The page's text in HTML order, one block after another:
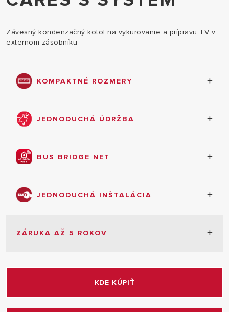
Závesný kondenzačný kotol na vykurovanie a prípravu TV v
externom zásobníku
KOMPAKTNÉ ROZMERY
Chytrá konštrukcia zaručuje minimálne rozmery
JEDNODUCHÁ ÚDRŽBA
Doba pre údržbu je minimalizovaná v spolupráci s
odborníkmi a profesionálmi
BUS BRIDGE NET
Všetky komponenty systému komunikujú vďaka
jednému protokolu
JEDNODUCHÁ INŠTALÁCIA
Doba potrebná na inštaláciu je minimalizovaná v
ZÁRUKA AŽ 5 ROKOV
5 rokov záruka bez obmedzenia
servisom a prehliadka každý rok
KDE KÚPIŤ